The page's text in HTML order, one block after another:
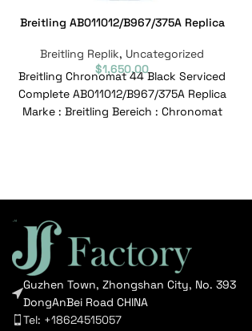
Breitling AB011012/B967/375A Replica
Breitling Replik, Uncategorized
$1,650.00
Breitling Chronomat 44 Black Serviced
Complete AB011012/B967/375A Replica
Marke : Breitling Bereich : Chronomat
Guzhen Town, Zhongshan City, No. 393
DongAnBei Road CHINA
Tel: +18624515057